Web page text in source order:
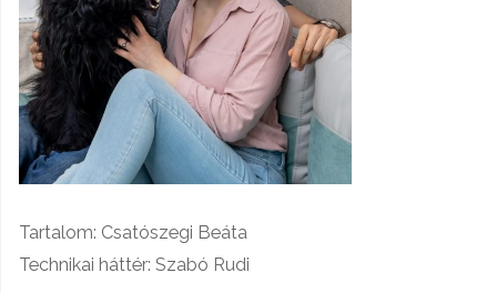
Tartalom: Csatószegi Beáta
Technikai háttér: Szabó Rudi